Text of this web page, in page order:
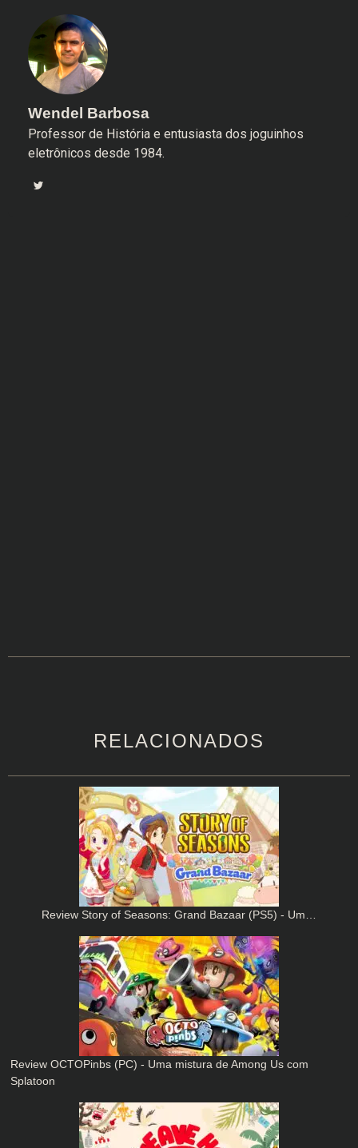
Wendel Barbosa
Professor de História e entusiasta dos joguinhos
eletrônicos desde 1984.
RELACIONADOS
Review Story of Seasons: Grand Bazaar (PS5) - Um…
Review OCTOPinbs (PC) - Uma mistura de Among Us com
Splatoon